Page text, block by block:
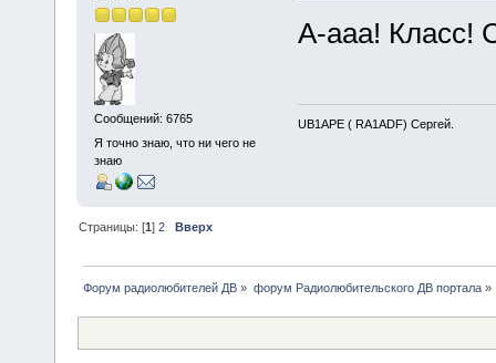
Сообщений: 6765
Я точно знаю, что ни чего не
знаю
А-ааа! Класс!
UB1APE ( RA1ADF) Сергей.
Страницы: [1]2 Вверх
Форум радиолюбителей ДВ » форум Радиолюбительского ДВ портала»